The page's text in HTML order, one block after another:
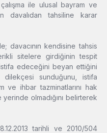
ile ulusal bayram ve
davalıdan tahsiline karar
davacının kendisine tahsis
sitelere girdiğinin tespit
istifa edeceğini beyan ettiğini
sunduğunu, istifa
ve ihbar tazminatlarını hak
olmadığını belirterek
tarihli ve 2010/504